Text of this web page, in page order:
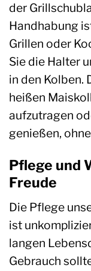
der
Handhabung
Grillen oder
Sie die Halter
in den Kolben.
heißen
aufzutragen
genießen,
Pflege und
Freude
Die Pflege
ist
langen
Gebrauch